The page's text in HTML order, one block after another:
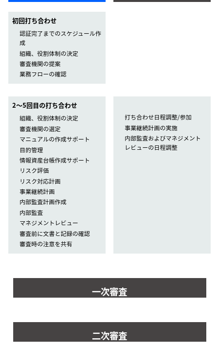
初回打ち合わせ
認証完了までのスケジュール作
成
組織、役割体制の決定
審査機関の提案
業務フローの確認
2〜5回目の打ち合わせ
組織、役割体制の決定
審査機関の選定
マニュアルの作成サポート
目的管理
情報資産台帳作成サポート
リスク評価
リスク対応計画
事業継続計画
内部監査計画作成
内部監査
マネジメントレビュー
審査前に文書と記録の確認
審査時の注意を共有
打ち合わせ日程調整/参加
事業継続計画の実施
内部監査およびマネジメント
レビューの日程調整
一次審査
二次審査